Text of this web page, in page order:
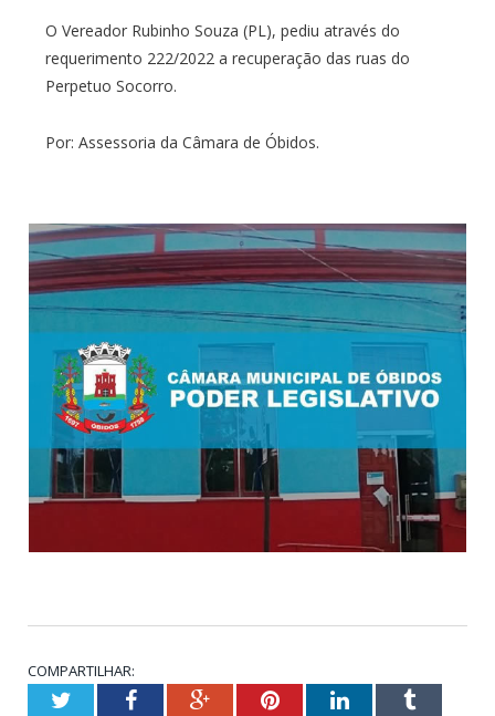
O Vereador Rubinho Souza (PL), pediu através do
requerimento 222/2022 a recuperação das ruas do
Perpetuo Socorro.
Por: Assessoria da Câmara de Óbidos.
COMPARTILHAR:
TwitterFacebookGoogle+PinterestLinkedInTumblr